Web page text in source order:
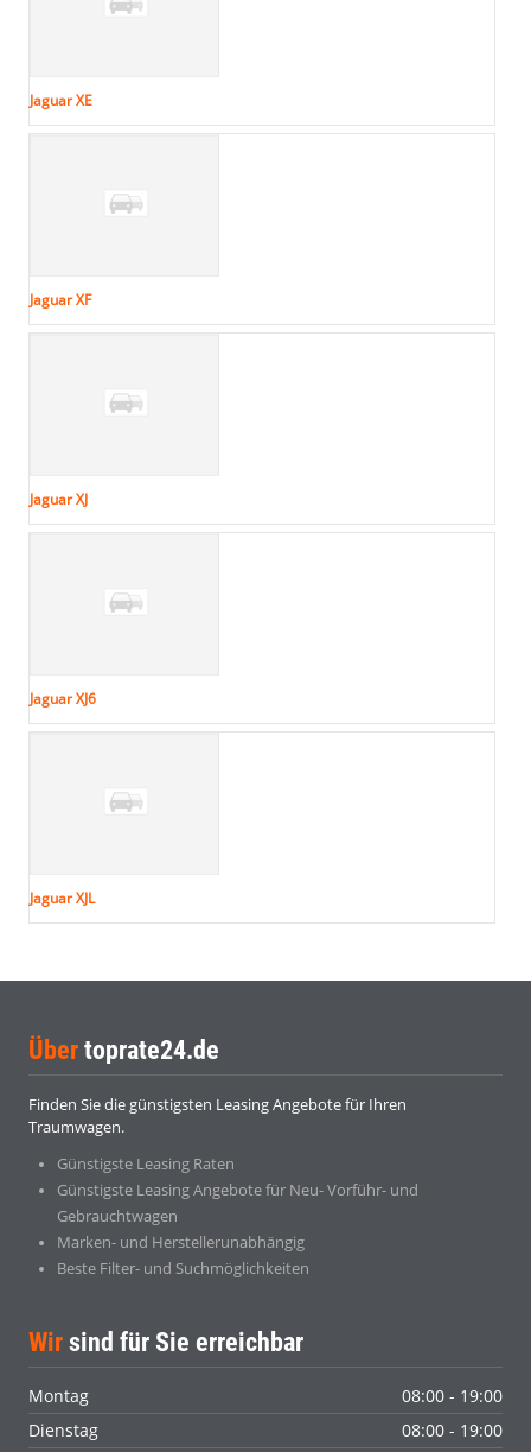
Jaguar XE
Jaguar XF
Jaguar XJ
Jaguar XJ6
Jaguar XJL
Über toprate24.de
Finden Sie die günstigsten Leasing Angebote für Ihren
Traumwagen.
Günstigste Leasing Raten
Günstigste Leasing Angebote für Neu- Vorführ- und
Gebrauchtwagen
Marken- und Herstellerunabhängig
Beste Filter- und Suchmöglichkeiten
Wir sind für Sie erreichbar
Montag
08:00 - 19:00
Dienstag
08:00 - 19:00